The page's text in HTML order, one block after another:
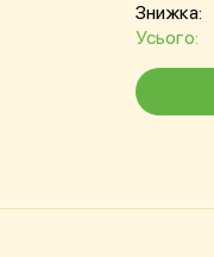
Знижка:
Усьoго: